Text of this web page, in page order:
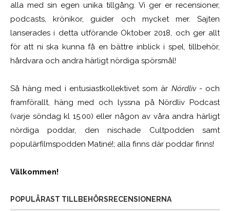
alla med sin egen unika tillgång. Vi ger er recensioner,
podcasts, krönikor, guider och mycket mer. Sajten
lanserades i detta utförande Oktober 2018, och ger allt
för att ni ska kunna få en bättre inblick i spel, tillbehör,
hårdvara och andra härligt nördiga spörsmål!
Så häng med i entusiastkollektivet som är Nördliv- och
framförallt, häng med och lyssna på Nördliv Podcast
(varje söndag kl 15.00) eller någon av våra andra härligt
nördiga poddar, den nischade Cultpodden samt
populärfilmspodden Matiné!; alla finns där poddar finns!
Välkommen!
POPULÄRAST TILLBEHÖRSRECENSIONERNA